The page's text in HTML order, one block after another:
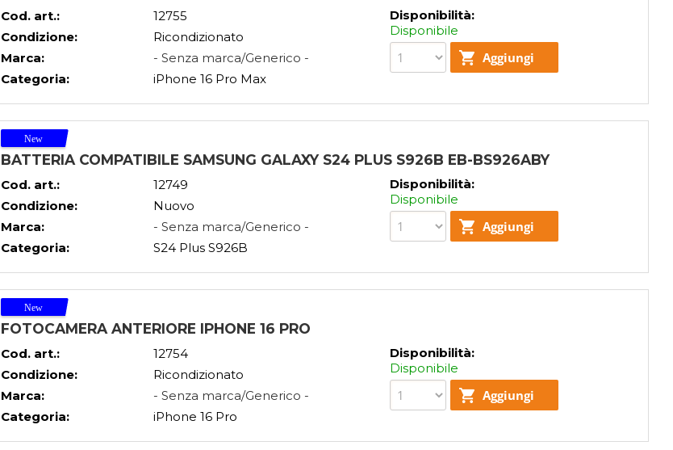
Cod. art.:
12755
Condizione:
Ricondizionato
Marca:
- Senza marca/Generico -
Categoria:
iPhone 16 Pro Max
Disponibilità:
Disponibile
BATTERIA COMPATIBILE SAMSUNG GALAXY S24 PLUS S926B EB-BS926ABY
Cod. art.:
12749
Condizione:
Nuovo
Marca:
- Senza marca/Generico -
Categoria:
S24 Plus S926B
Disponibilità:
Disponibile
FOTOCAMERA ANTERIORE IPHONE 16 PRO
Cod. art.:
12754
Condizione:
Ricondizionato
Marca:
- Senza marca/Generico -
Categoria:
iPhone 16 Pro
Disponibilità:
Disponibile